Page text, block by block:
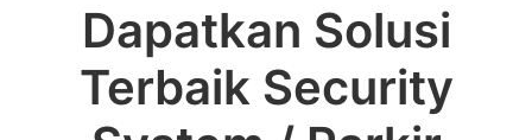
Dapatkan Solusi
Terbaik Security